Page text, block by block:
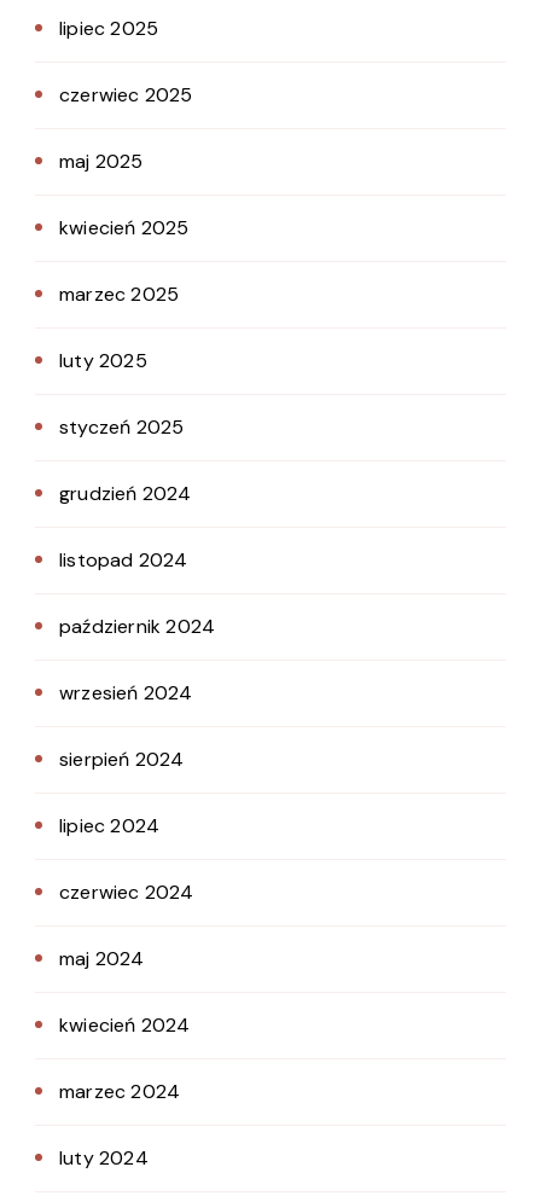
lipiec 2025
czerwiec 2025
maj 2025
kwiecień 2025
marzec 2025
luty 2025
styczeń 2025
grudzień 2024
listopad 2024
październik 2024
wrzesień 2024
sierpień 2024
lipiec 2024
czerwiec 2024
maj 2024
kwiecień 2024
marzec 2024
luty 2024